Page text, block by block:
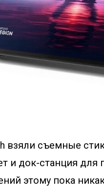
взяли съемные
и док-станция
этому пока